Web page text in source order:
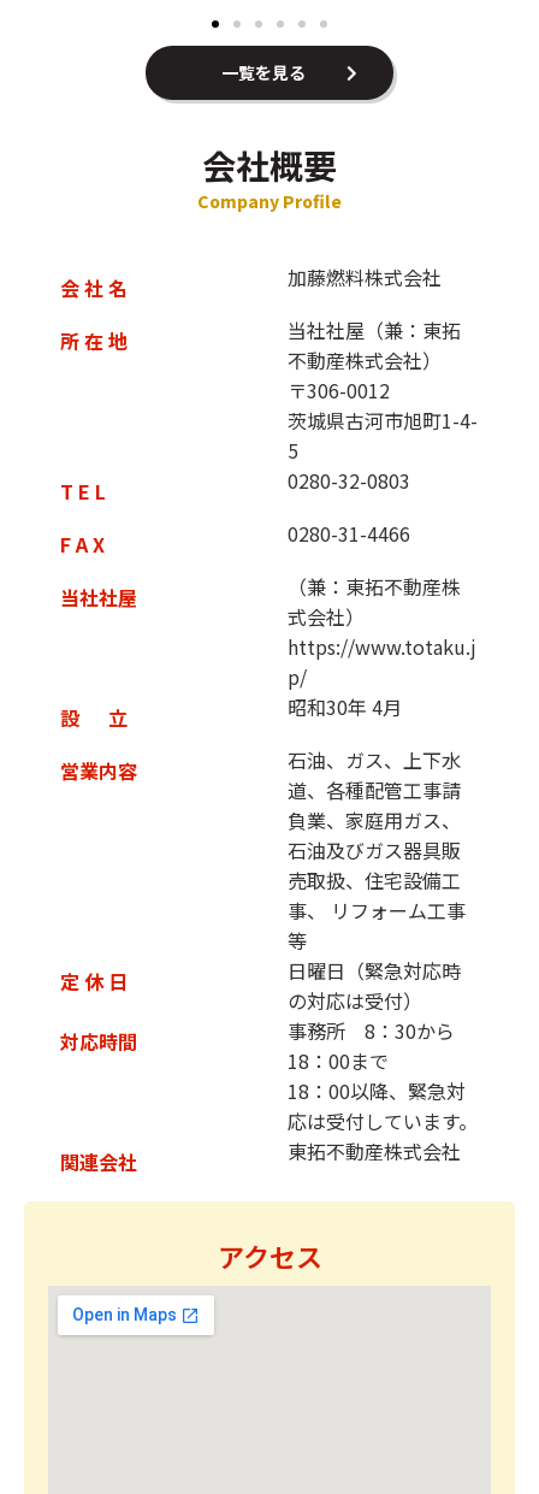
一覧を見る
会社概要
Company Profile
会 社 名 加藤燃料株式会社
所 在 地
当社社屋（兼：東拓
不動産株式会社）
〒306-0012
茨城県古河市旭町1-4-
5
T E L
0280-32-0803
F A X 0280-31-4466
当社社屋
（兼：東拓不動産株
式会社）
https://www.totaku.j
p/
設 立
昭和30年 4月
営業内容
石油、ガス、上下水
道、各種配管工事請
負業、家庭用ガス、
石油及びガス器具販
売取扱、住宅設備工
事、 リフォーム工事
等
定 休 日
日曜日（緊急対応時
の対応は受付）
対応時間
事務所 8：30から
18：00まで
18：00以降、緊急対
応は受付しています。
関連会社
東拓不動産株式会社
アクセス